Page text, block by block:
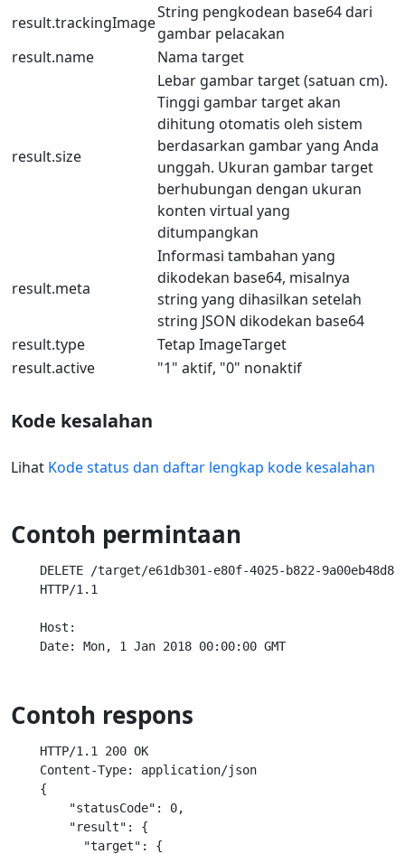
result.trackingImage
String pengkodean base64 dari
gambar pelacakan
result.name
Nama target
result.size
Lebar gambar target (satuan cm).
Tinggi gambar target akan
dihitung otomatis oleh sistem
berdasarkan gambar yang Anda
unggah. Ukuran gambar target
berhubungan dengan ukuran
konten virtual yang
ditumpangkan
result.meta
Informasi tambahan yang
dikodekan base64, misalnya
string yang dihasilkan setelah
string JSON dikodekan base64
result.type
Tetap ImageTarget
result.active
"1" aktif, "0" nonaktif
Kode kesalahan
Lihat Kode status dan daftar lengkap kode kesalahan
Contoh permintaan
DELETE /target/e61db301-e80f-4025-b822-
    HTTP/1.1
    Host:
Contoh respons
    HTTP/1.1 200 OK
    Content-Type: application/json
    {
        "statusCode": 0,
        "result": {
          "target": {